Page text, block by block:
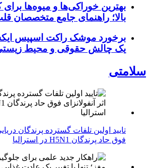
بهترین خوراکی‌ها و میوه‌ها
بالا؛ راهنمای جامع متخصصان
برخورد موشک راکت اسپیس
یک چالش حقوقی و محیط
سلامتی
تایید اولین تلفات گسترده پرندگان
فوق حاد پرندگان H5N1 در استرالیا